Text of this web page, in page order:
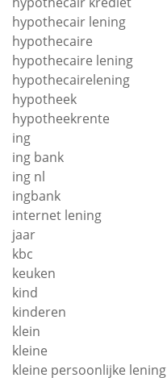
hypothecair lening
hypothecaire
hypothecaire lening
hypothecairelening
hypotheek
hypotheekrente
ing
ing bank
ing nl
ingbank
internet lening
jaar
kbc
keuken
kind
kinderen
klein
kleine
kleine persoonlijke lening